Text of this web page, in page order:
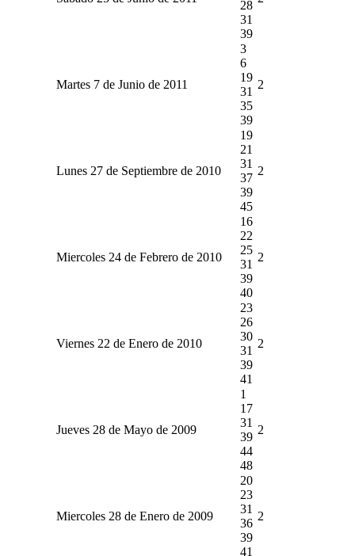
28
31
39
Martes 7 de Junio de 2011
3
6
19
31
35
39
2
Lunes 27 de Septiembre de 2010
19
21
31
37
39
45
2
Miercoles 24 de Febrero de 2010
16
22
25
31
39
40
2
Viernes 22 de Enero de 2010
23
26
30
31
39
41
2
Jueves 28 de Mayo de 2009
1
17
31
39
44
48
2
Miercoles 28 de Enero de 2009
20
23
31
36
39
41
2